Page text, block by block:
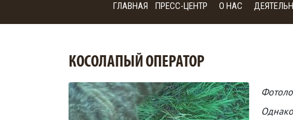
ГЛАВНАЯ ПРЕСС-ЦЕНТР О НАС
КОСОЛАПЫЙ ОПЕРАТОР